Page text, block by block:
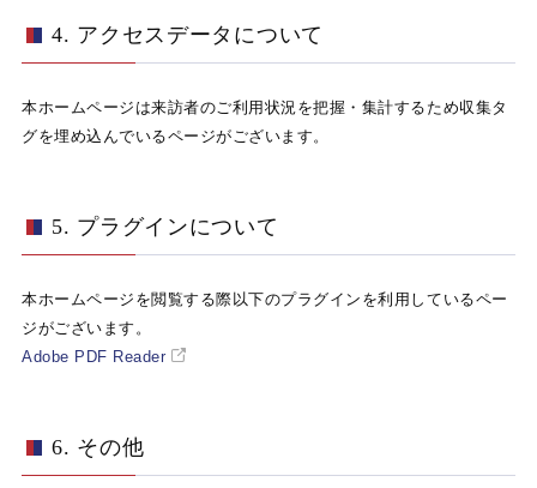
4. アクセスデータについて
本ホームページは来訪者のご利用状況を把握・集計するため収集タ
グを埋め込んでいるページがございます。
5. プラグインについて
本ホームページを閲覧する際以下のプラグインを利用しているペー
ジがございます。
Adobe PDF Reader
6. その他